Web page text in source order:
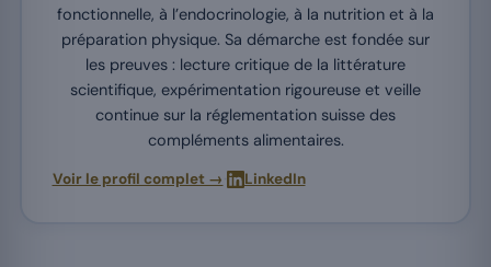
fonctionnelle, à l’endocrinologie, à la nutrition et à la
préparation physique. Sa démarche est fondée sur
les preuves : lecture critique de la littérature
scientifique, expérimentation rigoureuse et veille
continue sur la réglementation suisse des
compléments alimentaires.
Voir le profil complet → LinkedIn